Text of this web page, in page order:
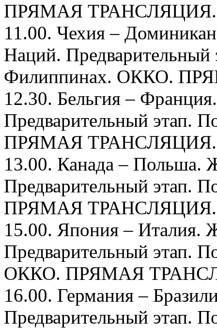
ПРЯМАЯ ТРАНСЛЯЦИЯ.
11.00. Чехия –
Наций. Предварительный
Филиппинах. ОККО.
12.30. Бельгия –
Предварительный этап.
ПРЯМАЯ ТРАНСЛЯЦИЯ.
13.00. Канада –
Предварительный этап.
ПРЯМАЯ ТРАНСЛЯЦИЯ.
15.00. Япония –
Предварительный этап.
ОККО. ПРЯМАЯ
16.00. Германия –
Предварительный этап.